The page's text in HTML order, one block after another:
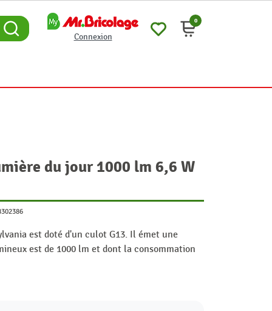
Connexion
0
du jour 1000 lm 6,6 W
est doté d'un culot G13. Il émet une
est de 1000 lm et dont la consommation